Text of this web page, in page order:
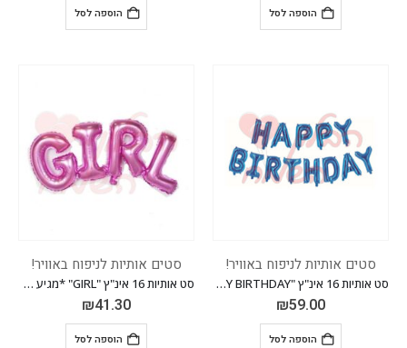
הוספה לסל הוספה לסל
סטים אותיות לניפוח באוויר!
סט אותיות 16 אינ"ץ "HAPPY BIRTHDAY" *מגיע בסיטונאות חבילה של 5 יח'*
₪59.00
הוספה לסל
סטים אותיות לניפוח באוויר!
סט אותיות 16 אינ"ץ "GIRL" *מגיע בסיטונאות חבילה של 5 יח'*
₪41.30
הוספה לסל